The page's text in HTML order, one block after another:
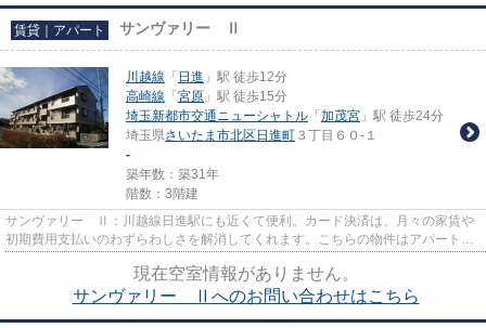
賃貸｜アパート サンヴァリー Ⅱ
川越線 「 日進 」駅 徒歩12分
高崎線 「 宮原 」駅 徒歩15分
埼玉新都市交通ニューシャトル 「 加茂宮 」駅 徒歩24分
埼玉県さいたま市北区 日進町 ３丁目６０-１
-
築年数：築31年
階数：3階建
サンヴァリー Ⅱ：川越線日進駅にも近くて便利。カード決済は、月々の家賃や
初期費用支払いのわずらわしさを解消してくれます。こちらの物件はアパートで
現在空室情報がありません。
サンヴァリー Ⅱへのお問い合わせはこちら